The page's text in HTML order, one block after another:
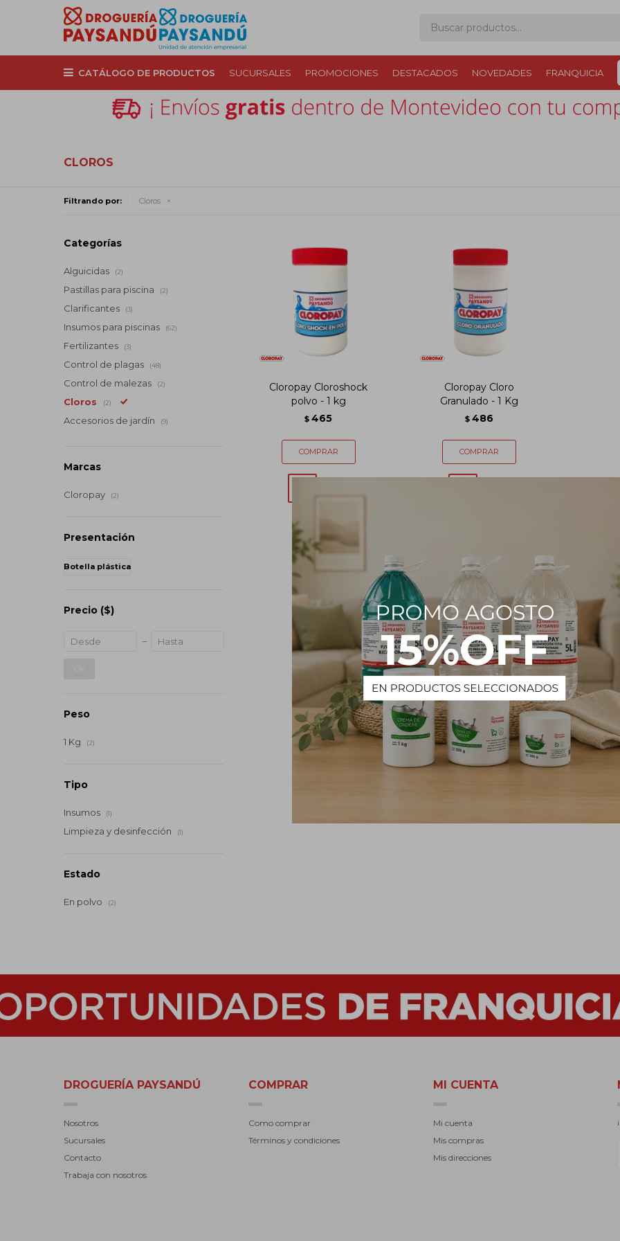
CATÁLOGO DE PRODUCTOS SUCURSALES PROMOCIONES DESTACADOS NOVEDADES FRANQUICIA
CLOROS
Filtrando por: Cloros
Cloropay Cloroshock
polvo - 1 kg
$ 465
Cloropay Cloro
Granulado - 1 Kg
$ 486
Categorías
Alguicidas (2)
Pastillas para piscina (2)
Clarificantes (3)
Insumos para piscinas (62)
Fertilizantes (3)
Control de plagas (48)
Control de malezas (2)
Cloros (2)
Accesorios de jardín (9)
Marcas
Cloropay (2)
Presentación
Botella plástica
Precio ($)
Peso
1 Kg (2)
Tipo
Insumos (1)
Limpieza y desinfección (1)
Estado
En polvo (2)
DROGUERÍA PAYSANDÚ
Nosotros
Sucursales
Contacto
Trabaja con nosotros
COMPRAR
Como comprar
Términos y condiciones
MI CUENTA
Mi cuenta
Mis compras
Mis direcciones